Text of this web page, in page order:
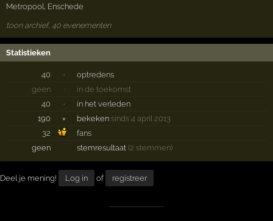
Metropool Enschede
toon archief, 40 evenementen
Statistieken
40 ·
optredens
geen
·
in de toekomst
40
·
in het verleden
190
× bekeken sinds 4 april 2013
32
fans
geen
stemresultaat(2 stemmen)
Deel je mening! Log in of registreer